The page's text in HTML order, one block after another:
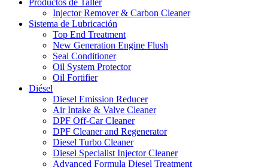
Injector Remover & Carbon Cleaner
Sistema de Lubricación
Top End Treatment
New Generation Engine Flush
Seal Conditioner
Oil System Protector
Oil Fortifier
Diésel
Diesel Emission Reducer
Air Intake & Valve Cleaner
DPF Off-Car Cleaner
DPF Cleaner and Regenerator
Diesel Turbo Cleaner
Diesel Specialist Injector Cleaner
Advanced Formula Diesel Treatment